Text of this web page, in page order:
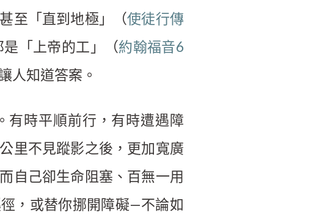
至「直到地極」（使徒行傳
「上帝的工」（約翰福音6
人知道答案。
有時平順前行，有時遭遇障
里不見蹤影之後，更加寬廣
自己卻生命阻塞、百無一用
，或替你挪開障礙—不論如